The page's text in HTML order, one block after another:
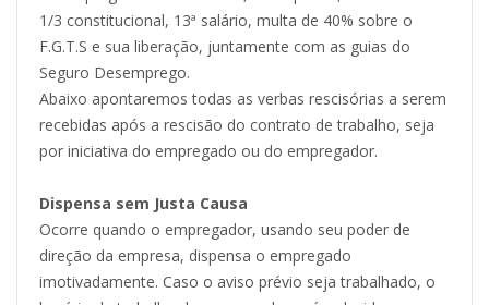
1/3 constitucional, 13ª salário, multa de 40% sobre o
F.G.T.S e sua liberação, juntamente com as guias do
Seguro Desemprego.
Abaixo apontaremos todas as verbas rescisórias a serem
recebidas após a rescisão do contrato de trabalho, seja
por iniciativa do empregado ou do empregador.
Dispensa sem Justa Causa
Ocorre quando o empregador, usando seu poder de
direção da empresa, dispensa o empregado
imotivadamente. Caso o aviso prévio seja trabalhado, o